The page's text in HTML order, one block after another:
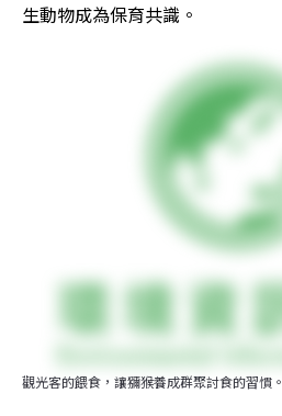
生動物成為保育共識。
觀光客的餵食，讓獼猴養成群聚討食的習慣。